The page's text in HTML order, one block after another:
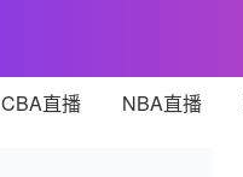
CBA直播 NBA直播